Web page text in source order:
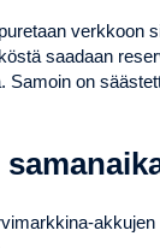
verkkoon
saadaan
Samoin on